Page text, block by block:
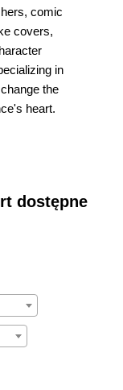
comic
covers,
in
the
heart.
dostępne